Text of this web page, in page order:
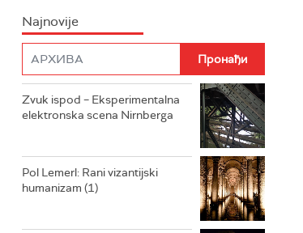
RADIO ROKENROLER
RADIO DŽUBOKS
RADIO VRTEŠKA
RADIO DŽEZER
Najnovije
Zvuk ispod – Eksperimentalna
elektronska scena Nirnberga
Pol Lemerl: Rani vizantijski
humanizam (1)